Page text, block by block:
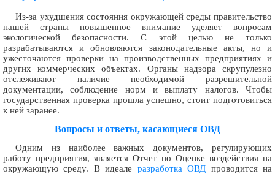
Из-за ухудшения состояния окружающей среды правительство
нашей страны повышенное внимание уделяет вопросам
экологической безопасности. С этой целью не только
разрабатываются и обновляются законодательные акты, но и
ужесточаются проверки на производственных предприятиях и
других коммерческих объектах. Органы надзора скрупулезно
отслеживают наличие необходимой разрешительной
документации, соблюдение норм и выплату налогов. Чтобы
государственная проверка прошла успешно, стоит подготовиться
к ней заранее.
Вопросы и ответы, касающиеся ОВД
Одним из наиболее важных документов, регулирующих
работу предприятия, является Отчет по Оценке воздействия на
окружающую среду. В идеале разработка ОВД проводится на